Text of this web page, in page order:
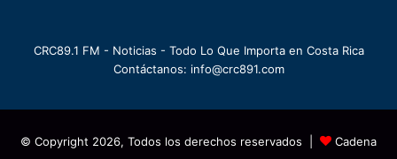
CRC89.1 FM - Noticias - Todo Lo Que Importa en Costa Rica
Contáctanos: info@crc891.com
© Copyright 2026, Todos los derechos reservados | Cadena